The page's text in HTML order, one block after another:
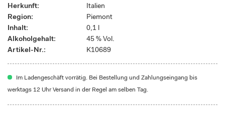
Herkunft:
Italien
Region:
Piemont
Inhalt:
0,1 l
Alkoholgehalt:
45 % Vol.
Artikel-Nr.:
K10689
Im Ladengeschäft vorrätig. Bei Bestellung und Zahlungseingang bis
werktags 12 Uhr Versand in der Regel am selben Tag.